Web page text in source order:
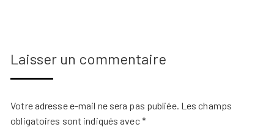
Laisser un commentaire
Votre adresse e-mail ne sera pas publiée. Les champs
obligatoires sont indiqués avec*